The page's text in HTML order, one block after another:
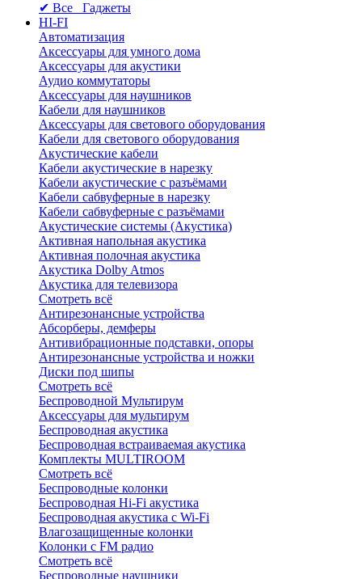
✔ Все Гаджеты
HI-FI
Автоматизация
Аксессуары для умного дома
Аксессуары для акустики
Аудио коммутаторы
Аксессуары для наушников
Кабели для наушников
Аксессуары для светового оборудования
Кабели для светового оборудования
Акустические кабели
Кабели акустические в нарезку
Кабели акустические с разъёмами
Кабели сабвуферные в нарезку
Кабели сабвуферные с разъёмами
Акустические системы (Акустика)
Активная напольная акустика
Активная полочная акустика
Акустика Dolby Atmos
Акустика для телевизора
Смотреть всё
Антирезонансные устройства
Абсорберы, демферы
Антивибрационные подставки, опоры
Антирезонансные устройства и ножки
Диски под шипы
Смотреть всё
Беспроводной Мультирум
Аксессуары для мультирум
Беспроводная акустика
Беспроводная встраиваемая акустика
Комплекты MULTIROOM
Смотреть всё
Беспроводные колонки
Беспроводная Hi-Fi акустика
Беспроводная акустика с Wi-Fi
Влагозащищенные колонки
Колонки с FM радио
Смотреть всё
Беспроводные наушники